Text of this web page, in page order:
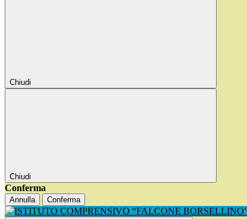
Chiudi
Chiudi
Conferma
Annulla Conferma